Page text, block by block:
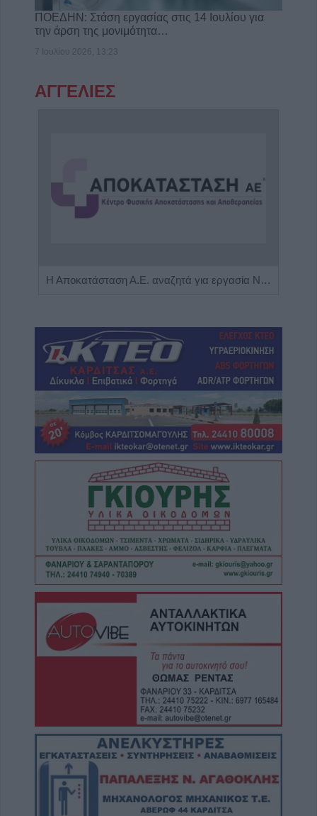
ΠΟΕΔΗΝ: Στάση εργασίας στις 14 Ιουλίου για
την άρση της μονιμότητα…
7 Ιουλίου 2026, 13:23
ΑΓΓΕΛΙΕΣ
Η Αποκατάσταση Α.Ε. αναζητά για εργασία Νοσηλευτές και Βοηθούς Νοσηλευτές